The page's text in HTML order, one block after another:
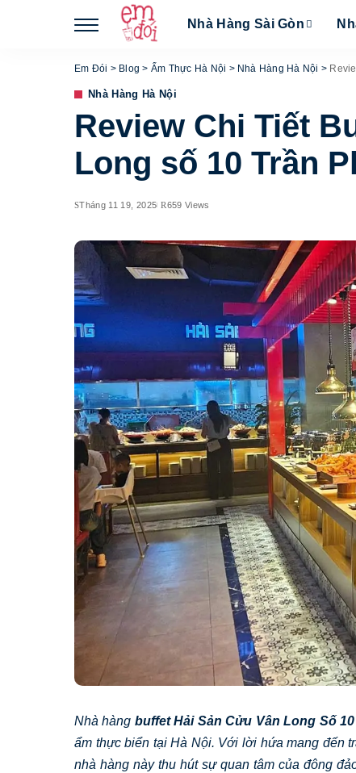
Nhà Hàng Sài Gòn
Em Đói > Blog > Ẩm Thực Hà Nội > Nhà Hàng Hà Nội >
Nhà Hàng Hà Nội
Review Chi Tiết
Long số 10 Trần
Tháng 11 19, 2025 659 Views
Nhà hàng buffet Hải Sản Cửu Vân Long Số
ẩm thực biển tại Hà Nội. Với lời hứa mang đến
nhà hàng này thu hút sự quan tâm của đông